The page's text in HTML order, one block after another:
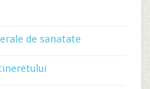
de sanatate